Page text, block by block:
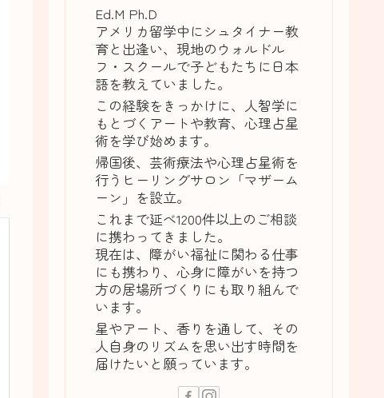
Ed.M Ph.D
アメリカ留学中にシュタイナー教
育と出逢い、現地のウォルドル
フ・スクールで子どもたちに日本
語を教えていました。
この経験をきっかけに、人智学に
もとづくアートや教育、心理占星
術を学び始めます。
帰国後、芸術療法や心理占星術を
行うヒーリングサロン「マザーム
ーン」を設立。
これまで延べ1200件以上のご相談
に携わってきました。
現在は、障がい福祉に関わる仕事
にも携わり、心身に障がいを持つ
方の居場所づくりにも取り組んで
います。
星やアート、香りを通して、その
人自身のリズムを思い出す時間を
届けたいと願っています。